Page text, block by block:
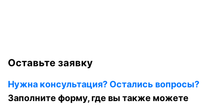
Оставьте заявку
Нужна консультация? Остались вопросы?
Заполните форму, где вы также можете